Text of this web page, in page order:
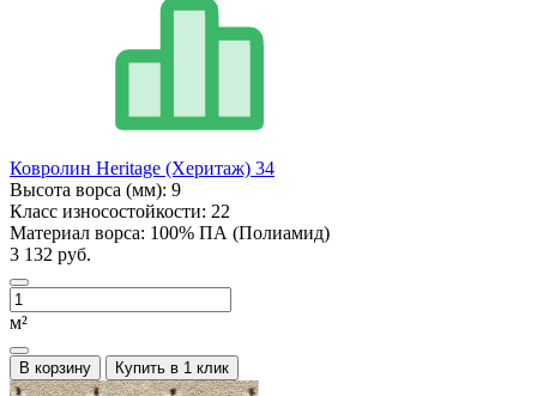
Ковролин Heritage (Херитаж) 34
Высота ворса (мм): 9
Класс износостойкости: 22
Материал ворса: 100% ПА (Полиамид)
3 132 руб.
м²
В корзину Купить в 1 клик